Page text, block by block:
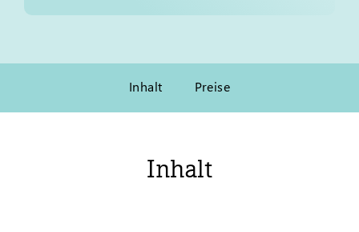
Inhalt Preise
Inhalt